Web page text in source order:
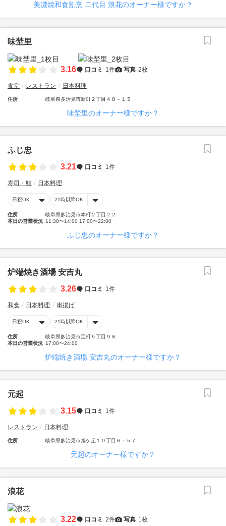
美濃焼和食割烹 二代目 浪花のオーナー様ですか？
味埜里
3.16 口コミ 1件 写真 2枚
食堂 レストラン 日本料理
住所 岐阜県多治見市新町２丁目４８－１５
味埜里のオーナー様ですか？
ふじ忠
3.21
口コミ 1件
寿司・鮨 日本料理
日祝OK 21時以降OK
住所
岐阜県多治見市本町２丁目２２
本日の営業状況 11:30〜14:00 17:00〜22:00
ふじ忠のオーナー様ですか？
炉端焼き酒場 安吉丸
3.26
口コミ 1件
和食 日本料理 串揚げ
日祝OK 21時以降OK
住所
岐阜県多治見市宝町５丁目９８
本日の営業状況 17:00〜24:00
炉端焼き酒場 安吉丸のオーナー様ですか？
元起
3.15
口コミ 1件
レストラン 日本料理
住所 岐阜県多治見市旭ケ丘１０丁目６－５７
元起のオーナー様ですか？
浪花
3.22 口コミ 2件 写真 1枚